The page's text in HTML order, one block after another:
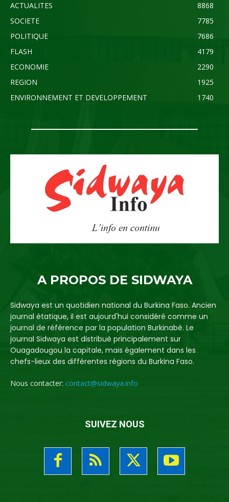
ACTUALITES
8868
SOCIETE
7785
POLITIQUE
7686
FLASH
4179
ECONOMIE
2290
REGION
1925
ENVIRONNEMENT ET DEVELOPPEMENT
1740
A PROPOS DE SIDWAYA
Sidwaya est un quotidien national du Burkina Faso. Ancien
journal étatique, il est aujourd'hui considéré comme un
journal de référence par la population Burkinabè. Le
journal Sidwaya est distribué principalement sur
Ouagadougou la capitale, mais également dans les
chefs-lieux des différentes régions du Burkina Faso.
Nous contacter: contact@sidwaya.info
SUIVEZ NOUS